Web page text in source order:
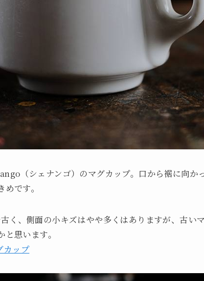
（シェナンゴ）のマグカップ。口から裾に向か
です。
く、側面の小キズはやや多くはありますが、古い
思います。
カップ